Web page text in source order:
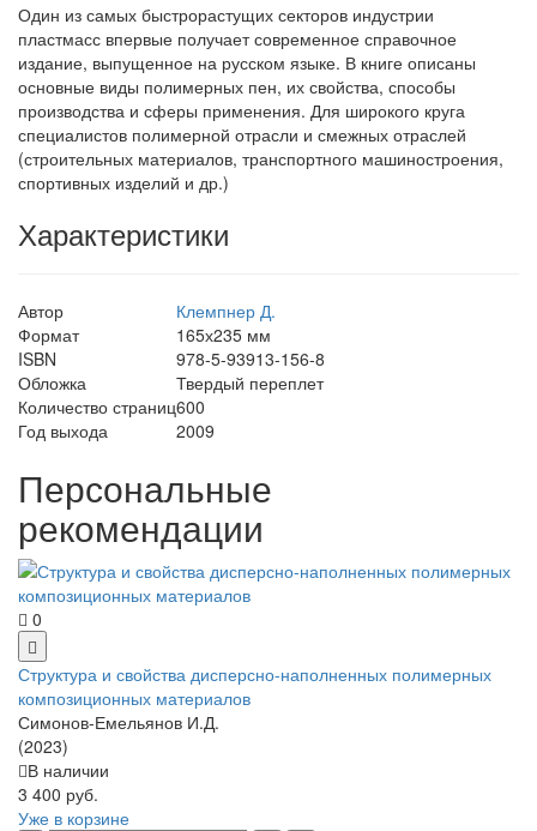
Один из самых быстрорастущих секторов индустрии
пластмасс впервые получает современное справочное
издание, выпущенное на русском языке. В книге описаны
основные виды полимерных пен, их свойства, способы
производства и сферы применения. Для широкого круга
специалистов полимерной отрасли и смежных отраслей
(строительных материалов, транспортного машиностроения,
спортивных изделий и др.)
Характеристики
Автор
Клемпнер Д.
Формат
165х235 мм
ISBN
978-5-93913-156-8
Обложка
Твердый переплет
Количество страниц600
Год выхода
2009
Персональные
рекомендации
0
Структура и свойства дисперсно-наполненных полимерных
композиционных материалов
Симонов-Емельянов И.Д.
(2023)
В наличии
3 400 руб.
Уже в корзине